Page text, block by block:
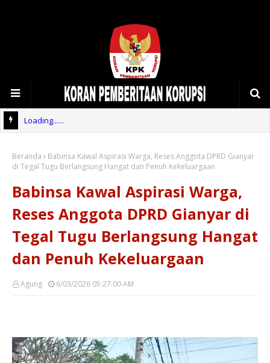
Loading......
Beranda
Babinsa Kawal Aspirasi Warga, Reses Anggota DPRD Gianyar
di Tegal Tugu Berlangsung Hangat dan Penuh Kekeluargaan
Babinsa Kawal Aspirasi Warga,
Reses Anggota DPRD Gianyar di
Tegal Tugu Berlangsung Hangat
dan Penuh Kekeluargaan
Agung 6/03/2026 05:27:00 AM